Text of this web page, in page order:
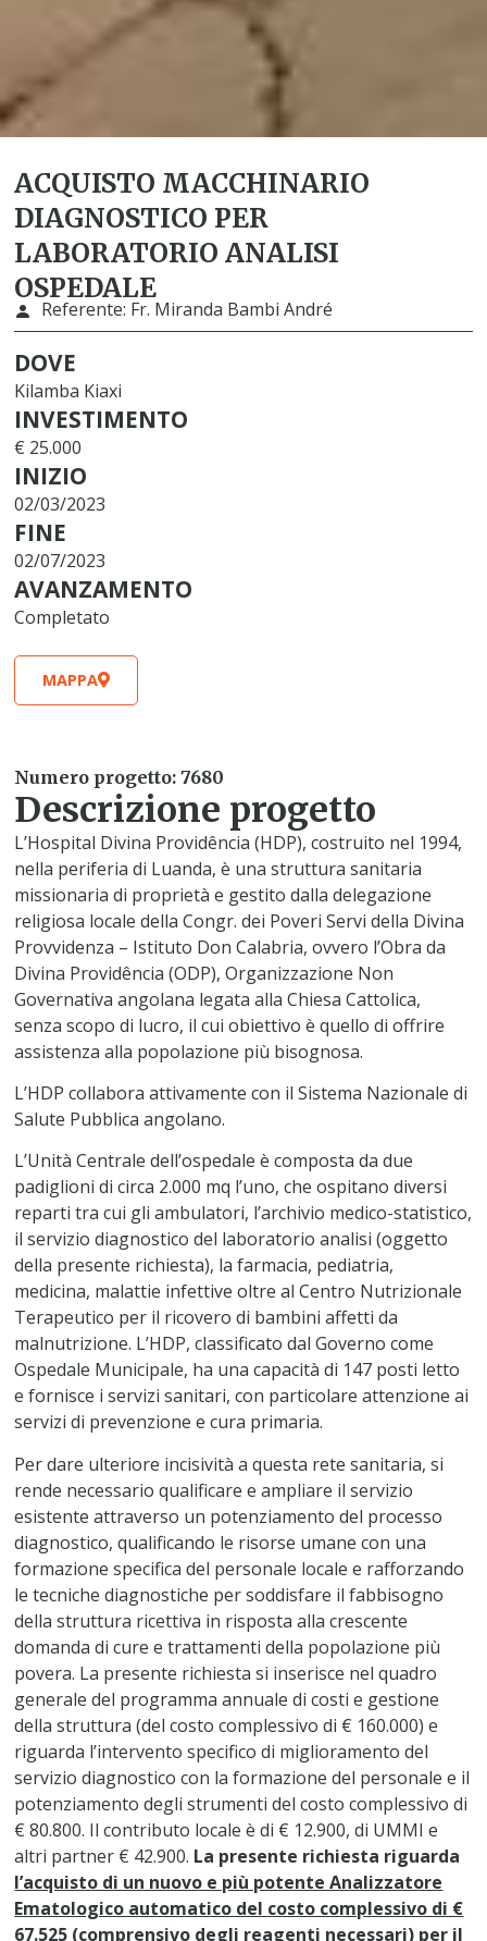
ACQUISTO MACCHINARIO
DIAGNOSTICO PER
LABORATORIO ANALISI
OSPEDALE
Referente: Fr. Miranda Bambi André
DOVE
Kilamba Kiaxi
INVESTIMENTO
€ 25.000
INIZIO
02/03/2023
FINE
02/07/2023
AVANZAMENTO
Completato
MAPPA
Numero progetto: 7680
Descrizione progetto
L’Hospital Divina Providência (HDP), costruito nel 1994,
nella periferia di Luanda, è una struttura sanitaria
missionaria di proprietà e gestito dalla delegazione
religiosa locale della Congr. dei Poveri Servi della Divina
Provvidenza – Istituto Don Calabria, ovvero l’Obra da
Divina Providência (ODP), Organizzazione Non
Governativa angolana legata alla Chiesa Cattolica,
senza scopo di lucro, il cui obiettivo è quello di offrire
assistenza alla popolazione più bisognosa.
L’HDP collabora attivamente con il Sistema Nazionale di
Salute Pubblica angolano.
L’Unità Centrale dell’ospedale è composta da due
padiglioni di circa 2.000 mq l’uno, che ospitano diversi
reparti tra cui gli ambulatori, l’archivio medico-statistico,
il servizio diagnostico del laboratorio analisi (oggetto
della presente richiesta), la farmacia, pediatria,
medicina, malattie infettive oltre al Centro Nutrizionale
Terapeutico per il ricovero di bambini affetti da
malnutrizione. L’HDP, classificato dal Governo come
Ospedale Municipale, ha una capacità di 147 posti letto
e fornisce i servizi sanitari, con particolare attenzione ai
servizi di prevenzione e cura primaria.
Per dare ulteriore incisività a questa rete sanitaria, si
rende necessario qualificare e ampliare il servizio
esistente attraverso un potenziamento del processo
diagnostico, qualificando le risorse umane con una
formazione specifica del personale locale e rafforzando
le tecniche diagnostiche per soddisfare il fabbisogno
della struttura ricettiva in risposta alla crescente
domanda di cure e trattamenti della popolazione più
povera. La presente richiesta si inserisce nel quadro
generale del programma annuale di costi e gestione
della struttura (del costo complessivo di € 160.000) e
riguarda l’intervento specifico di miglioramento del
servizio diagnostico con la formazione del personale e il
potenziamento degli strumenti del costo complessivo di
€ 80.800. Il contributo locale è di € 12.900, di UMMI e
altri partner € 42.900. La presente richiesta riguarda
l’acquisto di un nuovo e più potente Analizzatore
Ematologico automatico del costo complessivo di €
67.525 (comprensivo degli reagenti necessari) per il